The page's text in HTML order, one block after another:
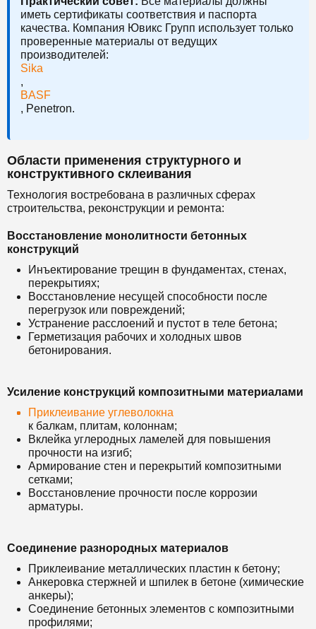
иметь сертификаты соответствия и паспорта
качества. Компания Ювикс Групп использует только
проверенные материалы от ведущих
производителей:
Sika
,
BASF
, Penetron.
Области применения структурного и
конструктивного склеивания
Технология востребована в различных сферах
строительства, реконструкции и ремонта:
Восстановление монолитности бетонных
конструкций
Инъектирование трещин в фундаментах, стенах,
перекрытиях;
Восстановление несущей способности после
перегрузок или повреждений;
Устранение расслоений и пустот в теле бетона;
Герметизация рабочих и холодных швов
бетонирования.
Усиление конструкций композитными материалами
Приклеивание углеволокна
к балкам, плитам, колоннам;
Вклейка углеродных ламелей для повышения
прочности на изгиб;
Армирование стен и перекрытий композитными
сетками;
Восстановление прочности после коррозии
арматуры.
Соединение разнородных материалов
Приклеивание металлических пластин к бетону;
Анкеровка стержней и шпилек в бетоне (химические
анкеры);
Соединение бетонных элементов с композитными
профилями;